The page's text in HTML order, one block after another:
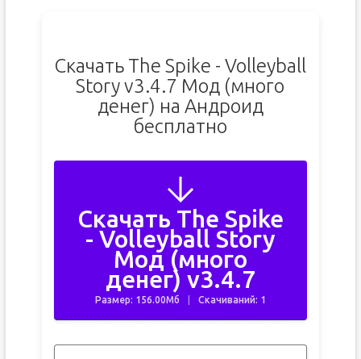
Скачать The Spike - Volleyball
Story v3.4.7 Мод (много
денег) на Андроид
бесплатно
Скачать The Spike
- Volleyball Story
Мод (много
денег) v3.4.7
Размер: 156.00Мб Скачиваний: 1